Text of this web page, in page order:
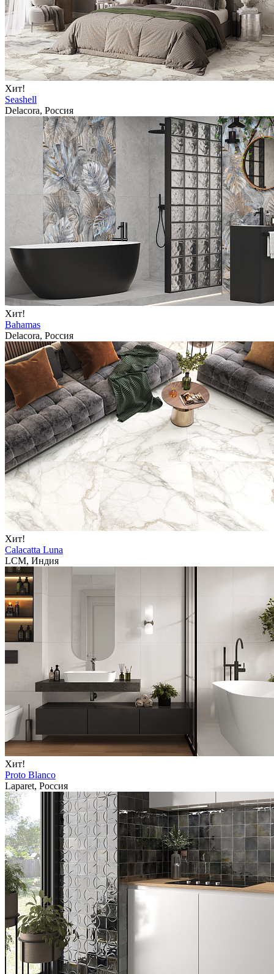
Хит!
Seashell
Delacora, Россия
Хит!
Bahamas
Delacora, Россия
Хит!
Calacatta Luna
LCM, Индия
Хит!
Proto Blanco
Laparet, Россия